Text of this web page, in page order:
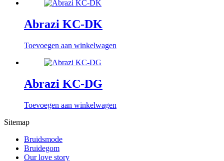
Abrazi KC-DK
Toevoegen aan winkelwagen
Abrazi KC-DG
Toevoegen aan winkelwagen
Sitemap
Bruidsmode
Bruidegom
Our love story